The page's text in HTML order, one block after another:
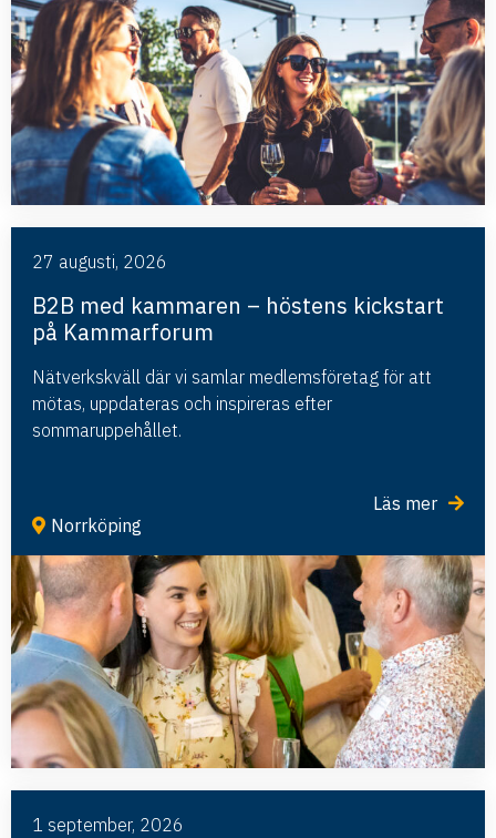
27 augusti, 2026
B2B med kammaren – höstens kickstart
på Kammarforum
Nätverkskväll där vi samlar medlemsföretag för att
mötas, uppdateras och inspireras efter
sommaruppehållet.
Norrköping
Läs mer
1 september, 2026